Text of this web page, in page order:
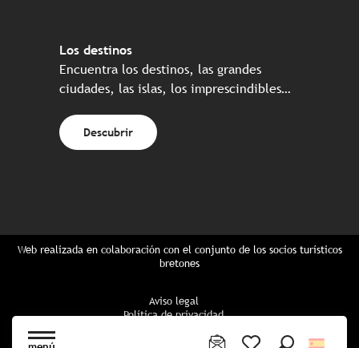
Los destinos
Encuentra los destinos, las grandes
ciudades, las islas, los imprescindibles…
Descubrir
Web realizada en colaboración con el conjunto de los socios turísticos
bretones
Aviso legal
Política de privacidad
Configuración de cookies